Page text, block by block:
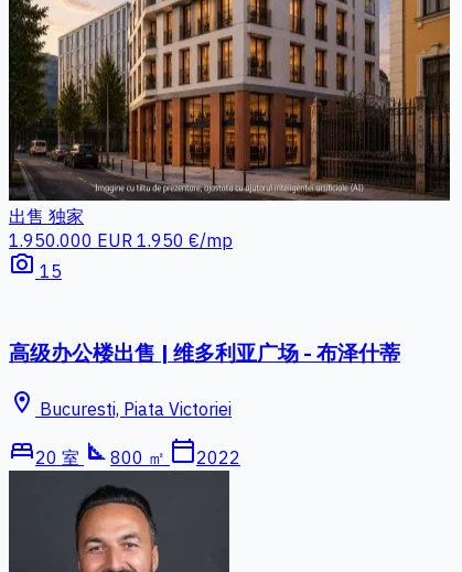
出售 独家
1.950.000 EUR 1.950 €/mp
photo_camera 15
高级办公楼出售 | 维多利亚广场 - 布泽什蒂
location_on Bucuresti, Piata Victoriei
bed20 室 square_foot 800 ㎡ calendar_today2022